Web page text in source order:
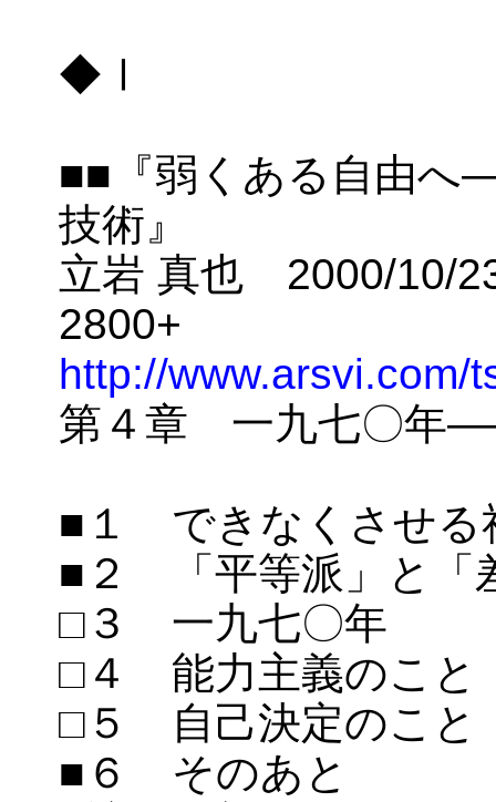
◆Ⅰ
■■『弱くある自由へ
技術』
立岩 真也 2000/10/
2800+
http://www.arsvi.com/
第４章 一九七〇年
■１ できなくさせる
■２ 「平等派」と「
□３ 一九七〇年
□４ 能力主義のこと
□５ 自己決定のこと
■６ そのあと